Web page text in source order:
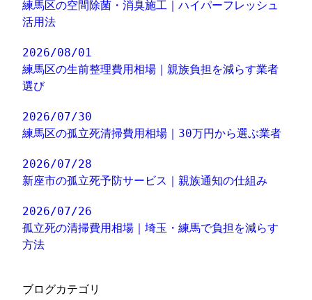
練馬区の空間除菌・消臭施工｜ハイパーフレッシュ
活用法
2026/08/01
練馬区の生前整理費用相場｜親族負担を減らす業者
選び
2026/07/30
練馬区の孤立死清掃費用相場｜30万円から選ぶ業者
2026/07/28
新座市の孤立死予防サービス｜親族通知の仕組み
2026/07/26
孤立死の清掃費用相場｜埼玉・練馬で負担を減らす
方法
ブログカテゴリ